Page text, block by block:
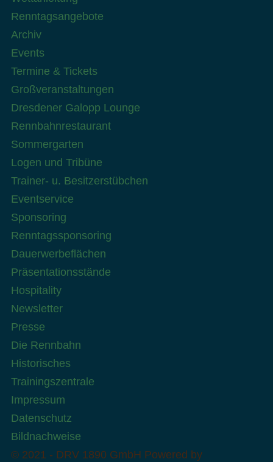
Renntagsangebote
Archiv
Events
Termine & Tickets
Großveranstaltungen
Dresdener Galopp Lounge
Rennbahnrestaurant
Sommergarten
Logen und Tribüne
Trainer- u. Besitzerstübchen
Eventservice
Sponsoring
Renntagssponsoring
Dauerwerbeflächen
Präsentationsstände
Hospitality
Newsletter
Presse
Die Rennbahn
Historisches
Trainingszentrale
Impressum
Datenschutz
Bildnachweise
© 2021 - DRV 1890 GmbH Powered by